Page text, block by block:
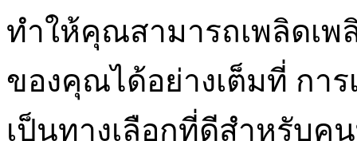
ทำให้คุณสามารถเพลิดเพ
ของคุณได้อย่างเต็มที่ การ
เป็นทางเลือกที่ดีสำหรับค